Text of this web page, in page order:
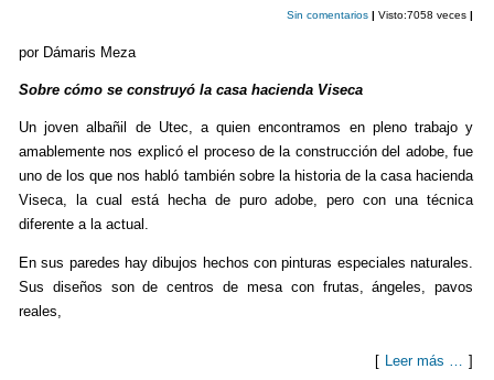
Sin comentarios| Visto:7058 veces|
por Dámaris Meza
Sobre cómo se construyó la casa hacienda Viseca
Un joven albañil de Utec, a quien encontramos en pleno trabajo y
amablemente nos explicó el proceso de la construcción del adobe, fue
uno de los que nos habló también sobre la historia de la casa hacienda
Viseca, la cual está hecha de puro adobe, pero con una técnica
diferente a la actual.
En sus paredes hay dibujos hechos con pinturas especiales naturales.
Sus diseños son de centros de mesa con frutas, ángeles, pavos
reales,
[ Leer más … ]